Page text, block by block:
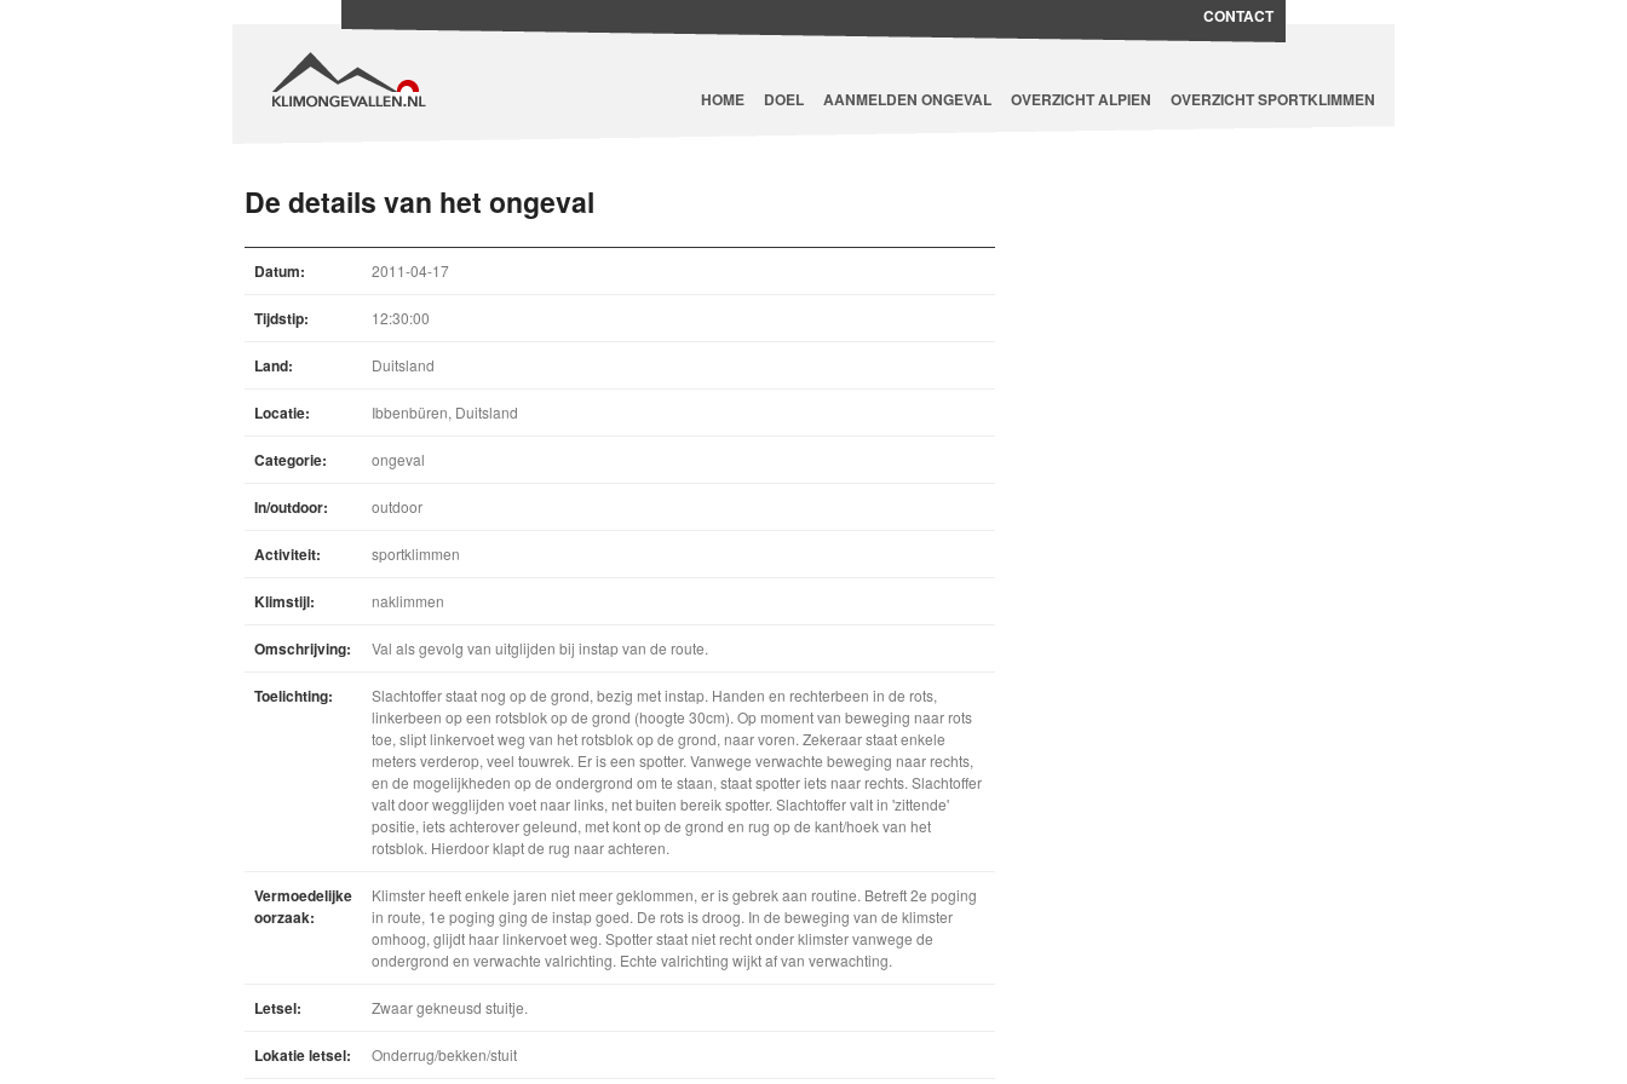
HOME DOEL AANMELDEN ONGEVAL OVERZICHT ALPIEN OVERZICHT SPORTKLIMMEN
CONTACT
De details van het ongeval
Datum: 2011-04-17
Tijdstip: 12:30:00
Land: Duitsland
Locatie: Ibbenbüren, Duitsland
Categorie: ongeval
In/outdoor: outdoor
Activiteit: sportklimmen
Klimstijl: naklimmen
Omschrijving: Val als gevolg van uitglijden bij instap van de route.
Toelichting:
Slachtoffer staat nog op de grond, bezig met instap. Handen en rechterbeen in de rots,
linkerbeen op een rotsblok op de grond (hoogte 30cm). Op moment van beweging naar rots
toe, slipt linkervoet weg van het rotsblok op de grond, naar voren. Zekeraar staat enkele
meters verderop, veel touwrek. Er is een spotter. Vanwege verwachte beweging naar rechts,
en de mogelijkheden op de ondergrond om te staan, staat spotter iets naar rechts. Slachtoffer
valt door wegglijden voet naar links, net buiten bereik spotter. Slachtoffer valt in 'zittende'
positie, iets achterover geleund, met kont op de grond en rug op de kant/hoek van het
rotsblok. Hierdoor klapt de rug naar achteren.
Vermoedelijke
oorzaak:
Klimster heeft enkele jaren niet meer geklommen, er is gebrek aan routine. Betreft 2e poging
in route, 1e poging ging de instap goed. De rots is droog. In de beweging van de klimster
omhoog, glijdt haar linkervoet weg. Spotter staat niet recht onder klimster vanwege de
ondergrond en verwachte valrichting. Echte valrichting wijkt af van verwachting.
Letsel: Zwaar gekneusd stuitje.
Lokatie letsel: Onderrug/bekken/stuit